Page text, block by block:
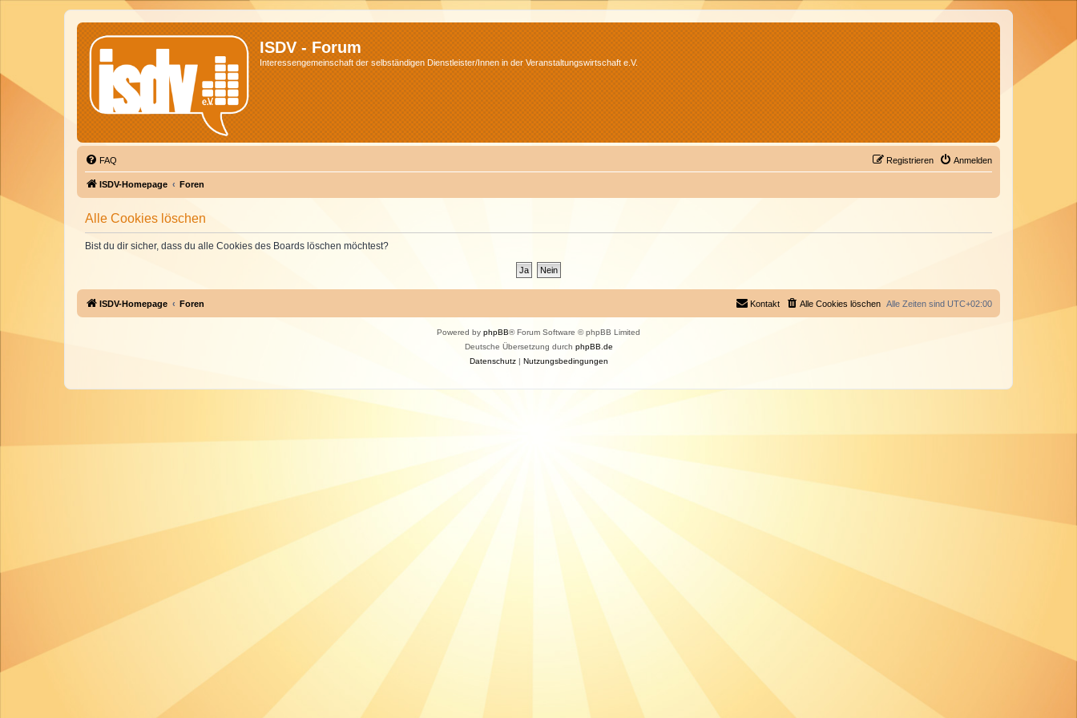
ISDV - Forum
Interessengemeinschaft der selbständigen Dienstleister/Innen in der Veranstaltungswirtschaft e.V.
FAQ Anmelden
Registrieren
ISDV-Homepage Foren
Alle Cookies löschen
Bist du dir sicher, dass du alle Cookies des Boards löschen möchtest?
ISDV-Homepage Foren Alle Zeiten sind UTC+02:00
Alle Cookies löschen
Kontakt
Powered by phpBB® Forum Software © phpBB Limited
Deutsche Übersetzung durch phpBB.de
Datenschutz| Nutzungsbedingungen